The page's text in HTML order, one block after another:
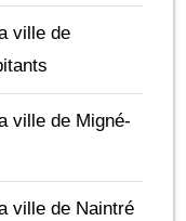
ville de
ville de Migné-
ville de Naintré